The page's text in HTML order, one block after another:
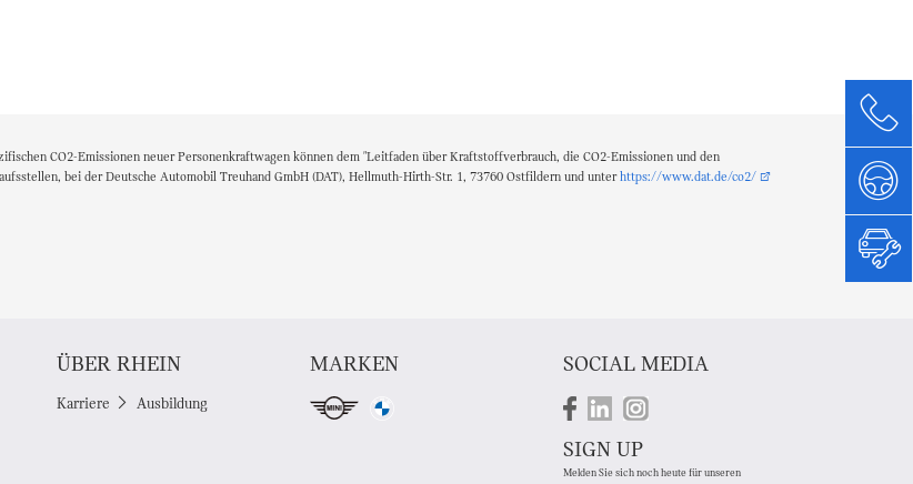
CO2-Emissionen neuer Personenkraftwagen können dem "Leitfaden über Kraftstoffverbrauch, die CO2-Emissionen und den
bei der Deutsche Automobil Treuhand GmbH (DAT), Hellmuth-Hirth-Str. 1, 73760 Ostfildern und unterhttps://www.dat.de/co2/
ÜBER RHEIN
Karriere Ausbildung
MARKEN SOCIAL MEDIA
SIGN UP
Melden Sie sich noch heute für unseren